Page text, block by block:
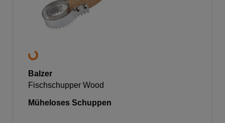
Balzer
Fischschupper Wood
Müheloses Schuppen